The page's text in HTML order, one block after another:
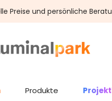
Preise und persönliche
Produkte